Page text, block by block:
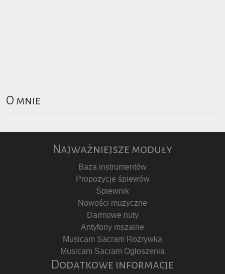
O mnie
Najważniejsze moduły
Baza instrumentów
Propozycje śpiewów
Śpiewnik
Nowości muzyczne
Darmowe nuty
Antyfony mszalne
Musicam Sacram Rozrywka
Musicam Sacram Ogłoszenia
Dodatkowe informacje